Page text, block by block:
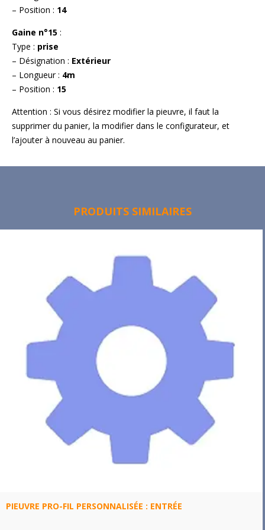
– Position : 14
Gaine n°15 :
Type : prise
– Désignation : Extérieur
– Longueur : 4m
– Position : 15
Attention : Si vous désirez modifier la pieuvre, il faut la
supprimer du panier, la modifier dans le configurateur, et
l’ajouter à nouveau au panier.
PRODUITS SIMILAIRES
PIEUVRE PRO-FIL PERSONNALISÉE : ENTRÉE